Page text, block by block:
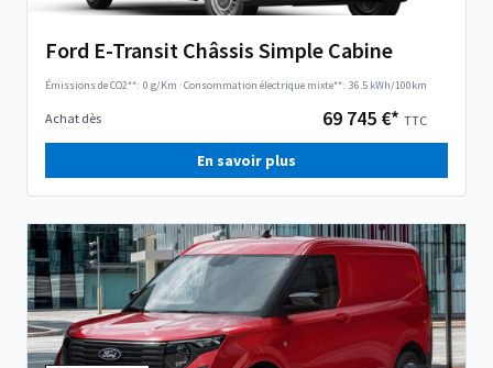
Ford E-Transit Châssis Simple Cabine
Émissions de CO2**: 0 g/Km ·Consommation électrique mixte**: 36.5 kWh/100km
Achat dès 69 745 €* TTC
En savoir plus